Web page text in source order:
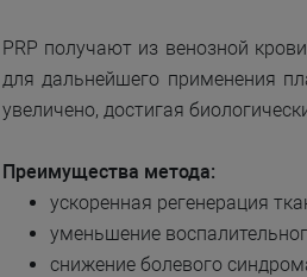
PRP получают из венозной
для дальнейшего применения
увеличено, достигая
Преимущества метода:
ускоренная регенерация
уменьшение
снижение болевого